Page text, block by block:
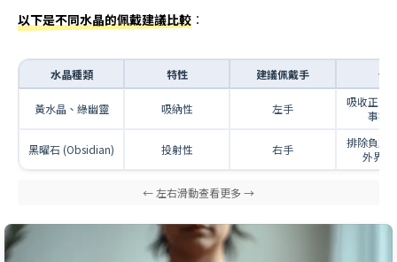
以下是不同水晶的佩戴建議比較 ：
水晶種類 特性 建議佩戴手 作
黃水晶、綠幽靈 吸納性 左手
吸收正向
事業
黑曜石 (Obsidian) 投射性 右手
排除負能
外界的